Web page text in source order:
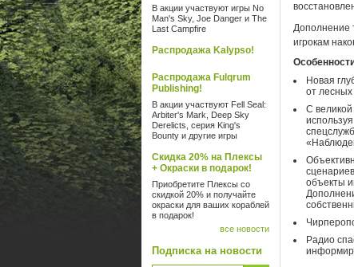
В акции участвуют игры No
Man's Sky, Joe Danger и The
Last Campfire
Распродажа Kalypso!
Распродажа Fulqrum
Publishing!
В акции участвуют Fell Seal:
Arbiter's Mark, Deep Sky
Derelicts, серия King's
Bounty и другие игры
Скидка 20% на Плексы
+ Окраски в подарок!
Приобретите Плексы со
скидкой 20% и получайте
окраски для ваших кораблей
в подарок!
все новости
Подписка на новости
Дополнение
игрокам
Новая
от
С великой
объекты
Радио